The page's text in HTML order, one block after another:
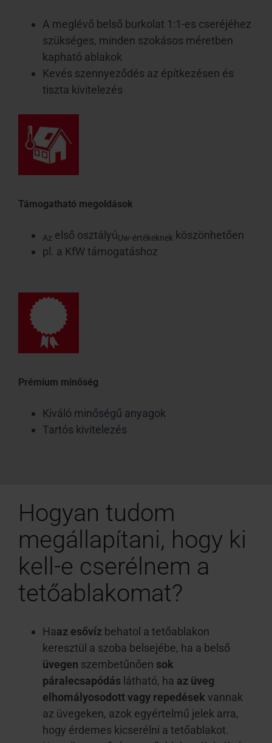
A meglévő belső burkolat 1:1-es cseréjéhez
szükséges, minden szokásos méretben
kapható ablakok
Kevés szennyeződés az építkezésen és
tiszta kivitelezés
Támogatható megoldások
Az első osztályúUw-értékeknek köszönhetően
pl. a KfW támogatáshoz
Prémium minőség
Kiváló minőségű anyagok
Tartós kivitelezés
Hogyan tudom
megállapítani, hogy ki
kell-e cserélnem a
tetőablakomat?
Haaz esővíz behatol a tetőablakon
keresztül a szoba belsejébe, ha a belső
üvegen szembetűnően sok
páralecsapódás látható, ha az üveg
elhomályosodott vagy repedések vannak
az üvegeken, azok egyértelmű jelek arra,
hogy érdemes kicserélni a tetőablakot.